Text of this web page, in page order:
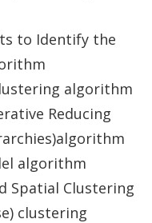
to Identify the
algorithm
Reducing
algorithm
Spatial Clustering
clustering